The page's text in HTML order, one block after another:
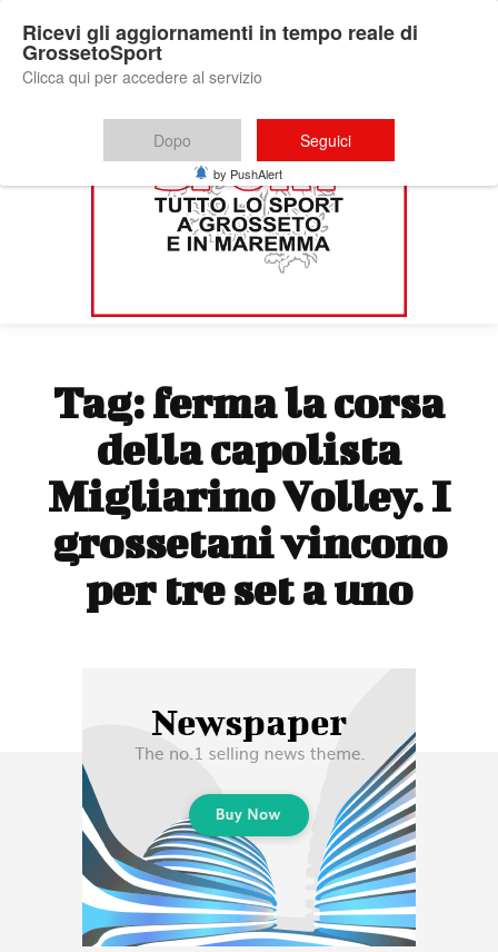
Tag:ferma la corsa
della capolista
Migliarino Volley. I
grossetani vincono
per tre set a uno
Ricevi gli aggiornamenti in tempo reale di
GrossetoSport
Clicca qui per accedere al servizio
Dopo Seguici
by PushAlert